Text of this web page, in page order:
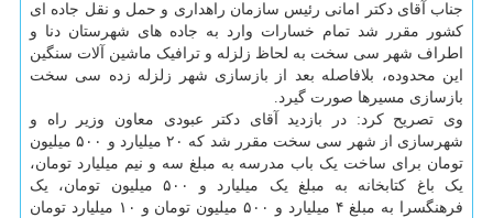
جناب آقای دکتر امانی رئیس سازمان راهداری و حمل و نقل جاده ای
کشور مقرر شد تمام خسارات وارد به جاده های شهرستان دنا و
اطراف شهر سی سخت به لحاظ زلزله و ترافیک ماشین آلات سنگین
این محدوده، بلافاصله بعد از بازسازی شهر زلزله زده سی سخت
بازسازی مسیرها صورت گیرد.
وی تصریح کرد: در بازدید آقای دکتر عبودی معاون وزیر راه و
شهرسازی از شهر سی سخت مقرر شد که ۲۰ میلیارد و ۵۰۰ میلیون
تومان برای ساخت یک باب مدرسه به مبلغ سه و نیم میلیارد تومان،
یک باغ کتابخانه به مبلغ یک میلیارد و ۵۰۰ میلیون تومان، یک
فرهنگسرا به مبلغ ۴ میلیارد و ۵۰۰ میلیون تومان و ۱۰ میلیارد تومان